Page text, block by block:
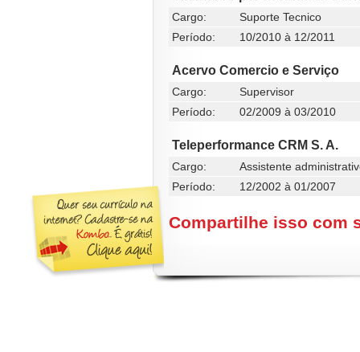
Cargo:
Suporte Tecnico
Período:
10/2010 à 12/2011
Acervo Comercio e Serviço
Cargo:
Supervisor
Período:
02/2009 à 03/2010
Teleperformance CRM S. A.
Cargo:
Assistente
Período:
12/2002 à 01/2007
Compartilhe isso com